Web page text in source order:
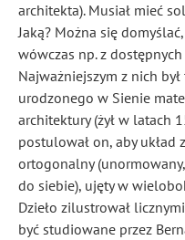
architekta). Musiał mieć
Jaką? Można się
wówczas np. z
Najważniejszym z nich
urodzonego w Sienie
architektury (żył w latach
postulował on, aby układ
ortogonalny
do siebie), ujęty w
Dzieło zilustrował
być studiowane przez